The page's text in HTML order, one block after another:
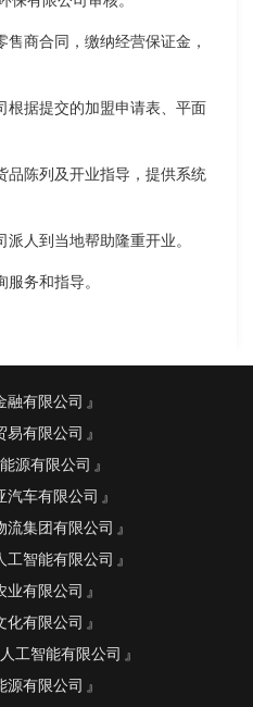
商合同，缴纳经营保证金，
根据提交的加盟申请表、平面
品陈列及开业指导，提供系统
人到当地帮助隆重开业。
务和指导。
融有限公司
易有限公司
源有限公司
汽车有限公司
流集团有限公司
工智能有限公司
业有限公司
化有限公司
工智能有限公司
源有限公司